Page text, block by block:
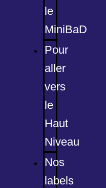
le
MiniBaD
Pour
aller
vers
le
Haut
Niveau
Nos
labels